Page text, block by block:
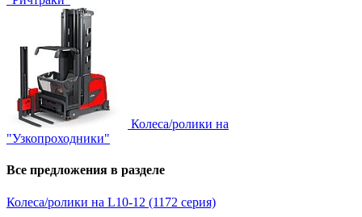
Колеса/ролики на
"Узкопроходники"
Все предложения в разделе
Колеса/ролики на L10-12 (1172 серия)